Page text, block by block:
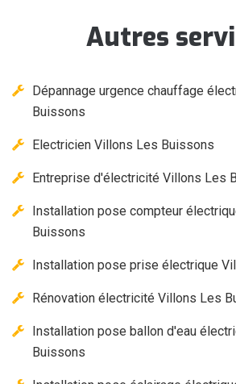
Autres
Dépannage urgence chauffage
Buissons
Electricien Villons Les Buissons
Entreprise d'électricité Villons Les
Installation pose compteur
Buissons
Installation pose prise électrique
Rénovation électricité Villons Les
Installation pose ballon d'eau
Buissons